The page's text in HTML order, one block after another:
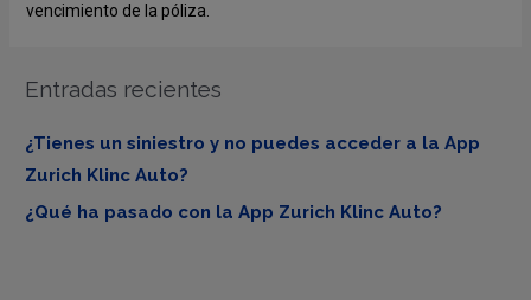
vencimiento de la póliza.
Entradas recientes
¿Tienes un siniestro y no puedes acceder a la App
Zurich Klinc Auto?
¿Qué ha pasado con la App Zurich Klinc Auto?